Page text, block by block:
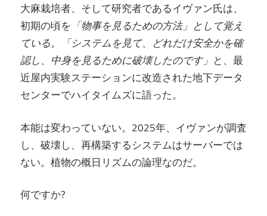
大麻栽培者、そして研究者であるイヴァン氏は、
初期の頃を 「物事を見るための方法」として覚え
ている。「システムを見て、どれだけ安全かを確
認し、中身を見るために破壊したのです」 と、最
近屋内実験ステーションに改造された地下データ
センターでハイタイムズに語った。
本能は変わっていない。2025年、イヴァンが調査
し、破壊し、再構築するシステムはサーバーでは
ない。植物の概日リズムの論理なのだ。
何ですか?